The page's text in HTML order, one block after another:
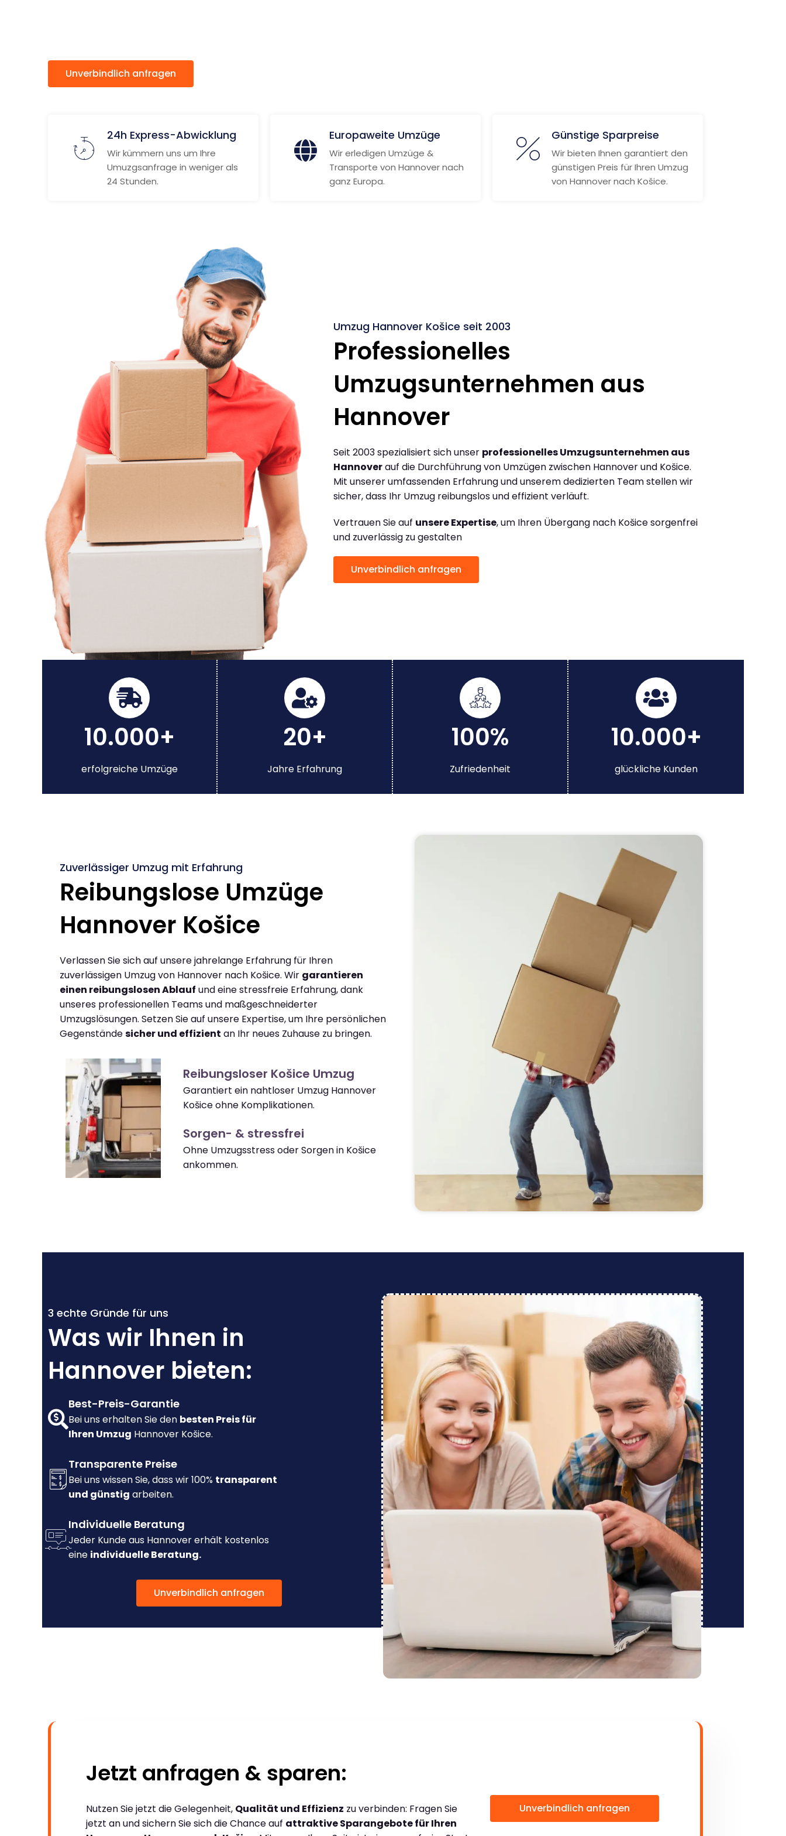
Unverbindlich anfragen
24h Express-Abwicklung
Wir kümmern uns um Ihre
Umuzgsanfrage in weniger als
24 Stunden.
Europaweite Umzüge
Wir erledigen Umzüge &
Transporte von Hannover nach
ganz Europa.
Günstige Sparpreise
Wir bieten Ihnen garantiert den
günstigen Preis für Ihren Umzug
von Hannover nach Košice.
Umzug Hannover Košice seit 2003
Professionelles
Umzugsunternehmen aus
Hannover
Seit 2003 spezialisiert sich unser professionelles Umzugsunternehmen aus
Hannoverauf die Durchführung von Umzügen zwischen Hannover und Košice.
Mit unserer umfassenden Erfahrung und unserem dedizierten Team stellen wir
sicher, dass Ihr Umzug reibungslos und effizient verläuft.
Vertrauen Sie auf unsere Expertise, um Ihren Übergang nach Košice sorgenfrei
und zuverlässig zu gestalten
Unverbindlich anfragen
10.000+
erfolgreiche Umzüge
20+
Jahre Erfahrung
100%
Zufriedenheit
10.000+
glückliche Kunden
Zuverlässiger Umzug mit Erfahrung
Reibungslose Umzüge
Hannover Košice
Verlassen Sie sich auf unsere jahrelange Erfahrung für Ihren
zuverlässigen Umzug von Hannover nach Košice. Wir garantieren
einen reibungslosen Ablauf und eine stressfreie Erfahrung, dank
unseres professionellen Teams und maßgeschneiderter
Umzugslösungen. Setzen Sie auf unsere Expertise, um Ihre persönlichen
Gegenständesicher und effizient an Ihr neues Zuhause zu bringen.
Reibungsloser Košice Umzug
Garantiert ein nahtloser Umzug Hannover
Košice ohne Komplikationen.
Sorgen- & stressfrei
Ohne Umzugsstress oder Sorgen in Košice
ankommen.
3 echte Gründe für uns
Was wir Ihnen in
Hannover bieten:
Best-Preis-Garantie
Bei uns erhalten Sie den besten Preis für
Ihren Umzug Hannover Košice.
Transparente Preise
Bei uns wissen Sie, dass wir 100% transparent
und günstig arbeiten.
Individuelle Beratung
Jeder Kunde aus Hannover erhält kostenlos
eine individuelle Beratung.
Unverbindlich anfragen
Jetzt anfragen & sparen:
Nutzen Sie jetzt die Gelegenheit, Qualität und Effizienz zu verbinden: Fragen Sie
jetzt an und sichern Sie sich die Chance auf attraktive Sparangebote für Ihren
Unverbindlich anfragen